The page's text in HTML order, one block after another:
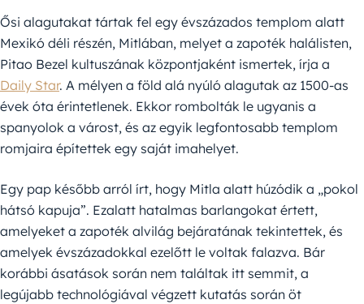
Ősi alagutakat tártak fel egy évszázados templom alatt
Mexikó déli részén, Mitlában, melyet a zapoték halálisten,
Pitao Bezel kultuszának központjaként ismertek, írja a
Daily Star. A mélyen a föld alá nyúló alagutak az 1500-as
évek óta érintetlenek. Ekkor rombolták le ugyanis a
spanyolok a várost, és az egyik legfontosabb templom
romjaira építettek egy saját imahelyet.
Egy pap később arról írt, hogy Mitla alatt húzódik a „pokol
hátsó kapuja”. Ezalatt hatalmas barlangokat értett,
amelyeket a zapoték alvilág bejáratának tekintettek, és
amelyek évszázadokkal ezelőtt le voltak falazva. Bár
korábbi ásatások során nem találtak itt semmit, a
legújabb technológiával végzett kutatás során öt